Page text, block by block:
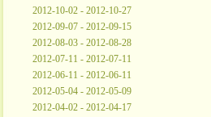
2012-10-02 - 2012-10-27
2012-09-07 - 2012-09-15
2012-08-03 - 2012-08-28
2012-07-11 - 2012-07-11
2012-06-11 - 2012-06-11
2012-05-04 - 2012-05-09
2012-04-02 - 2012-04-17